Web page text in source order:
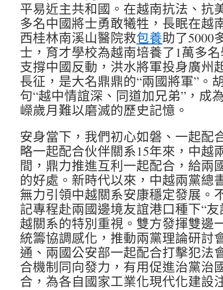
平易近主共和國。在越南抗法、抗
多名中國將士勇敢犧牲，長眠在越
西桂林南溪山醫院救包養助了5000
士，育才學校為越南培養了1萬多
支撐中國反動，洪水將軍投身廣州
長征，是大名鼎鼎的“兩國將軍”。
句“越中情誼深、同道加兄弟”，成
嶸歲月難以磨滅的歷史記憶。
安身當下，我們初心如磐、一起配
略一起配合伙伴關系15年來，中越
間，鼎力推進互利一起配合，給兩
的好處。新時代以來，中越兩黨總
無力引領中越關系安康穩定發展。
記專程赴兩國邊境友誼港口種下“
越關系的特別重視。雙方發揮雙邊
統籌協調感化，推動兩黨理論研討
通、兩國公安部一起配合打擊犯法
合機制同向發力，有用促進治黨治
合，為各自國家工業化現代化建設